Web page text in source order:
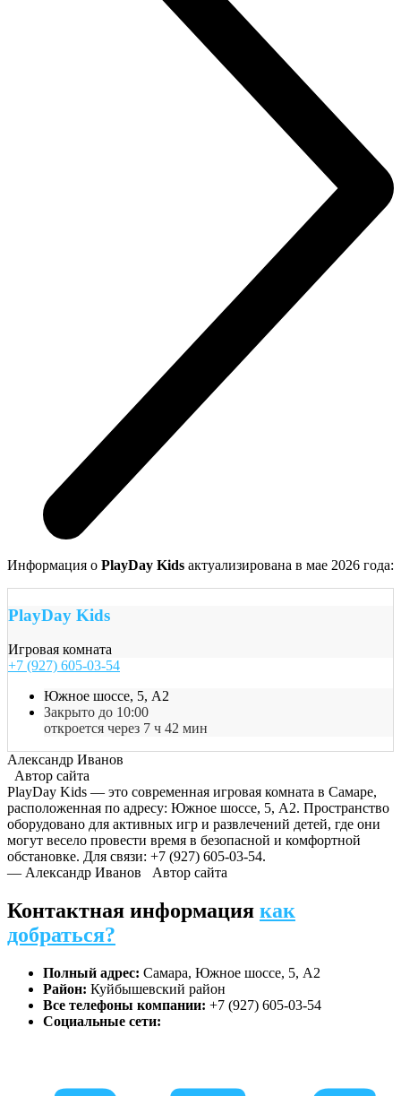
Информация о PlayDay Kids актуализирована в мае 2026 года:
PlayDay Kids
Игровая комната
+7 (927) 605-03-54
Южное шоссе, 5, A2
Закрыто до 10:00
откроется через 7 ч 42 мин
Александр Иванов
Автор сайта
PlayDay Kids — это современная игровая комната в Самаре,
расположенная по адресу: Южное шоссе, 5, A2. Пространство
оборудовано для активных игр и развлечений детей, где они
могут весело провести время в безопасной и комфортной
обстановке. Для связи: +7 (927) 605-03-54.
— Александр Иванов Автор сайта
Контактная информация как
добраться?
Полный адрес: Самара, Южное шоссе, 5, A2
Район: Куйбышевский район
Все телефоны компании: +7 (927) 605-03-54
Социальные сети: